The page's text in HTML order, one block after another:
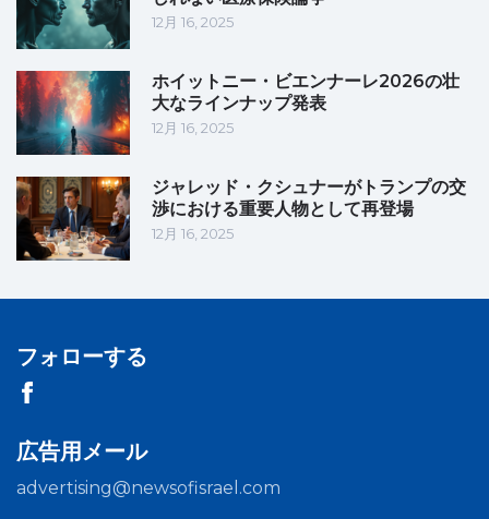
12月 16, 2025
ホイットニー・ビエンナーレ2026の壮
大なラインナップ発表
12月 16, 2025
ジャレッド・クシュナーがトランプの交
渉における重要人物として再登場
12月 16, 2025
フォローする
広告用メール
advertising@newsofisrael.com